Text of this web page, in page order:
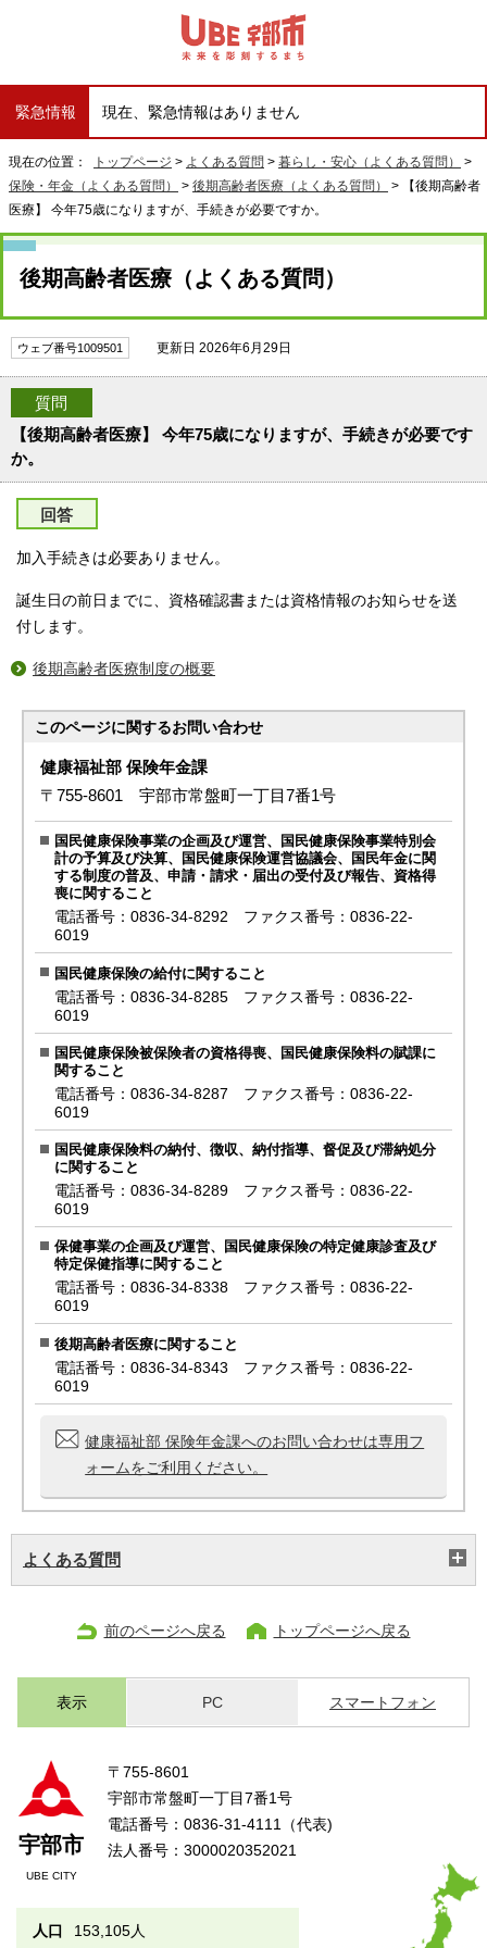
緊急情報 現在、緊急情報はありません
現在の位置： トップページ > よくある質問 > 暮らし・安心（よくある質問）
>
保険・年金（よくある質問）
> 後期高齢者医療（よくある質問）
> 【後期高齢者
医療】 今年75歳になりますが、手続きが必要ですか。
後期高齢者医療（よくある質問）
ウェブ番号1009501 更新日 2026年6月29日
質問
【後期高齢者医療】 今年75歳になりますが、手続きが必要です
か。
回答
加入手続きは必要ありません。
誕生日の前日までに、資格確認書または資格情報のお知らせを送
付します。
後期高齢者医療制度の概要
このページに関するお問い合わせ
健康福祉部 保険年金課
〒755-8601 宇部市常盤町一丁目7番1号
国民健康保険事業の企画及び運営、国民健康保険事業特別会
計の予算及び決算、国民健康保険運営協議会、国民年金に関
する制度の普及、申請・請求・届出の受付及び報告、資格得
喪に関すること
電話番号：0836-34-8292 ファクス番号：0836-22-
6019
国民健康保険の給付に関すること
電話番号：0836-34-8285 ファクス番号：0836-22-
6019
国民健康保険被保険者の資格得喪、国民健康保険料の賦課に
関すること
電話番号：0836-34-8287 ファクス番号：0836-22-
6019
国民健康保険料の納付、徴収、納付指導、督促及び滞納処分
に関すること
電話番号：0836-34-8289 ファクス番号：0836-22-
6019
保健事業の企画及び運営、国民健康保険の特定健康診査及び
特定保健指導に関すること
電話番号：0836-34-8338 ファクス番号：0836-22-
6019
後期高齢者医療に関すること
電話番号：0836-34-8343 ファクス番号：0836-22-
6019
健康福祉部 保険年金課へのお問い合わせは専用フ
ォームをご利用ください。
よくある質問
前のページへ戻る トップページへ戻る
表示 PC スマートフォン
宇部市
UBE CITY
〒755-8601
宇部市常盤町一丁目7番1号
電話番号：0836-31-4111（代表)
法人番号：3000020352021
人口 153,105人